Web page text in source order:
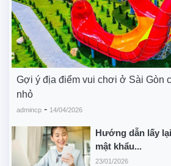
Gợi ý địa điểm vui chơi ở Sài Gòn
nhỏ
admincp - 14/04/2026
Hướng dẫn lấy
mật khẩu...
23/01/2026